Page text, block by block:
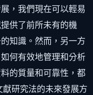
，我們現在可以輕易
供了前所未有的機
知識。然而，另一方
何有效地管理和分析
的質量和可靠性，都
研究法的未來發展方